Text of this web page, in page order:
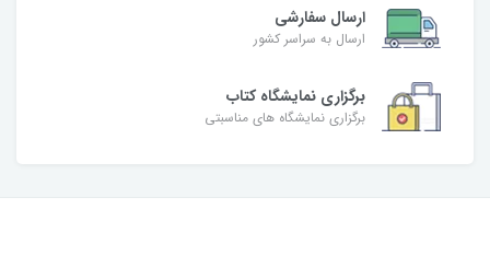
ارسال سفارشی
ارسال به سراسر کشور
برگزاری نمایشگاه کتاب
برگزاری نمایشگاه های مناسبتی